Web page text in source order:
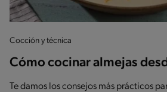
Cocción y técnica
Cómo cocinar almejas
Te damos los consejos más prácticos